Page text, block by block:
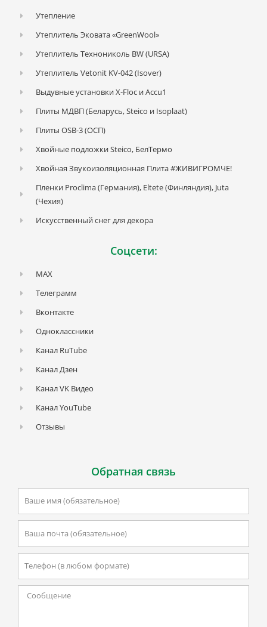
Утепление
Утеплитель Эковата «GreenWool»
Утеплитель Технониколь BW (URSA)
Утеплитель Vetonit KV-042 (Isover)
Выдувные установки X-Floc и Accu1
Плиты МДВП (Беларусь, Steico и Isoplaat)
Плиты OSB-3 (ОСП)
Хвойные подложки Steico, БелТермо
Хвойная Звукоизоляционная Плита #ЖИВИГРОМЧЕ!
Пленки Proclima (Германия), Eltete (Финляндия), Juta
(Чехия)
Искусственный снег для декора
Соцсети:
MAX
Телеграмм
Вконтакте
Одноклассники
Канал RuTube
Канал Дзен
Канал VK Видео
Канал YouTube
Отзывы
Обратная связь
имя
Телефон
Текстовая